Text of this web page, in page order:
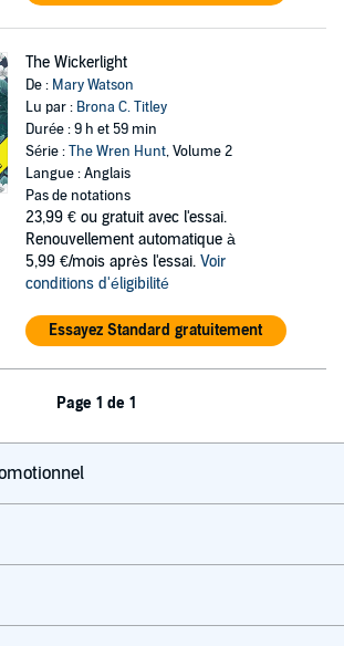
The Wickerlight
De : Mary Watson
Lu par : Brona C. Titley
Durée : 9 h et 59 min
Série :The Wren Hunt, Volume 2
Langue : Anglais
Pas de notations
23,99 € ou gratuit avec l'essai.
Renouvellement automatique à
5,99 €/mois après l'essai. Voir
conditions d'éligibilité
Essayez Standard gratuitement
Page 1 de 1